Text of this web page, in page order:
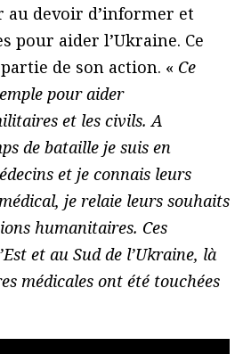
au devoir d’informer et
pour aider l’Ukraine. Ce
de son action. « Ce
pour aider
et les civils. A
de bataille je suis en
et je connais leurs
je relaie leurs souhaits
humanitaires. Ces
et au Sud de l’Ukraine, là
médicales ont été touchées